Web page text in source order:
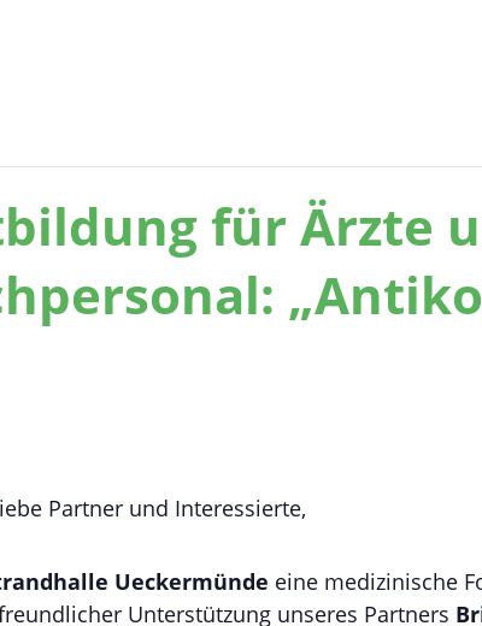
für Ärzte
Partner und Interessierte,
Ueckermünde eine medizinische
Unterstützung unseres Partners